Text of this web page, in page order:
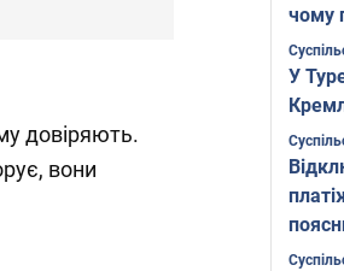
довіряють.
вони
чому
У